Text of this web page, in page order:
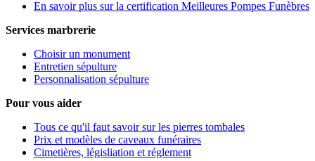
En savoir plus sur la certification Meilleures Pompes Funèbres
Services marbrerie
Choisir un monument
Entretien sépulture
Personnalisation sépulture
Pour vous aider
Tous ce qu'il faut savoir sur les pierres tombales
Prix et modèles de caveaux funéraires
Cimetières, législiation et réglement